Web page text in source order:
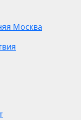
Москва